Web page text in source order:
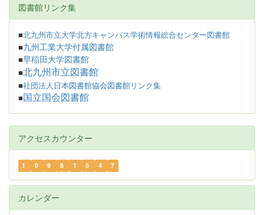
図書館リンク集
■北九州市立大学北方キャンパス学術情報総合センター図書館
■九州工業大学付属図書館
■早稲田大学図書館
■北九州市立図書館
■社団法人日本図書館協会図書館リンク集
■ 国立国会図書館
アクセスカウンター
1 0 9 8 1 5 4 7
カレンダー